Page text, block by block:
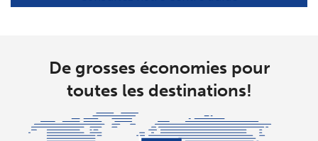
⁦$5⁩
De grosses économies pour
toutes les destinations!